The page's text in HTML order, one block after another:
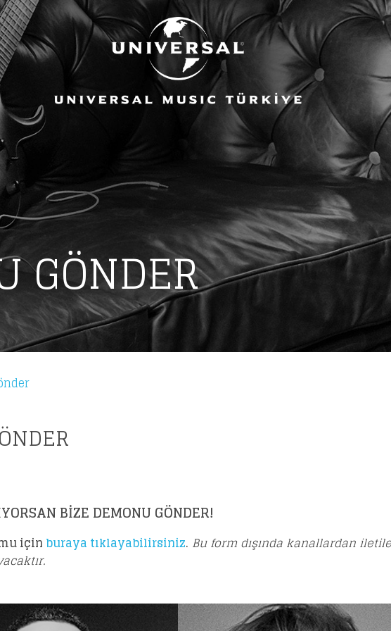
GÖNDER
BİZE DEMONU GÖNDER!
için buraya tıklayabilirsiniz. Bu form dışında kanallardan
first?
from your favorite artists before everyone else.